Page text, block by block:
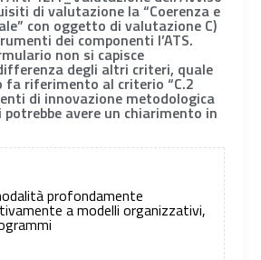
di valutazione la “Coerenza e
con oggetto di valutazione C)
dei componenti l’ATS.
non si capisce
degli altri criteri, quale
riferimento al criterio “C.2
di innovazione metodologica
potrebbe avere un chiarimento in
profondamente
a modelli organizzativi,